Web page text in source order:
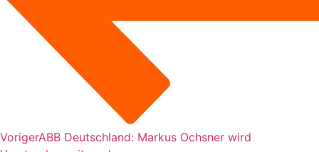
VorigerABB Deutschland: Markus Ochsner wird